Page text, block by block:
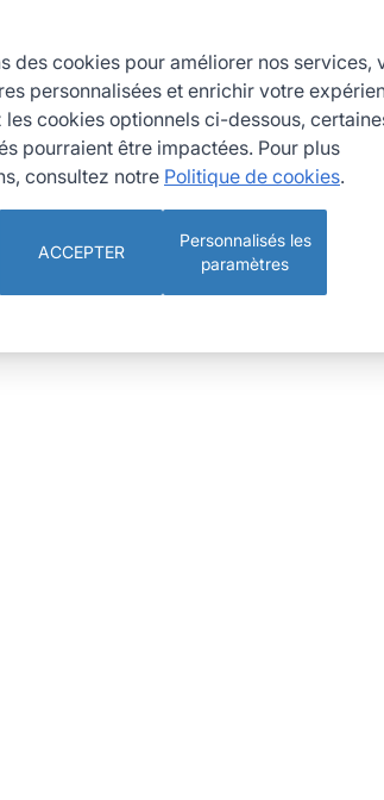
CUISINEPÂTISSERIE ET
NOS ENGAGEMENTS RSE
des cookies pour améliorer nos services,
personnalisées et enrichir votre
les cookies optionnels ci-dessous,
pourraient être impactées. Pour plus
consultez notre Politique de cookies.
ACCEPTER
Personnalisés les
paramètres